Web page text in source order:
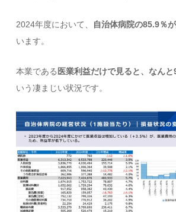
2024年度において、 自治体病院の85.9％
います。
本業である 医業利益だけで見ると、なん
いう凄まじい状況です。